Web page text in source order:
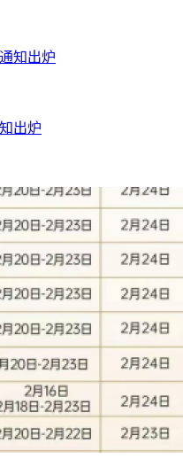
知出炉
出炉